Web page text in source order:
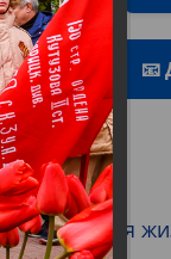
📧
Город для